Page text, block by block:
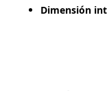
Dimensión